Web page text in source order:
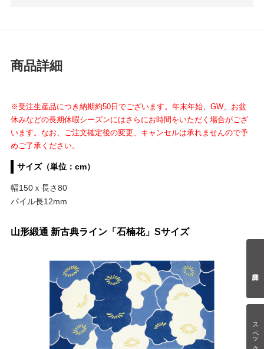
スペック情報
商品詳細
※受注生産品につき納期約50日でございます。年末年始、GW、お盆
休みなどの長期休暇シーズンにはさらにお時間をいただく場合がござ
います。なお、ご注文確定後の変更、キャンセルは承れませんので予
めご了承ください。
サイズ（単位：cm）
幅150ｘ長さ80
パイル長12mm
山形緞通 新古典ライン「石楠花」Sサイズ